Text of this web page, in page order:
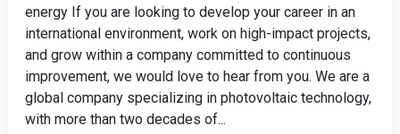
energy If you are looking to develop your career in an
international environment, work on high-impact projects,
and grow within a company committed to continuous
improvement, we would love to hear from you. We are a
global company specializing in photovoltaic technology,
with more than two decades of...